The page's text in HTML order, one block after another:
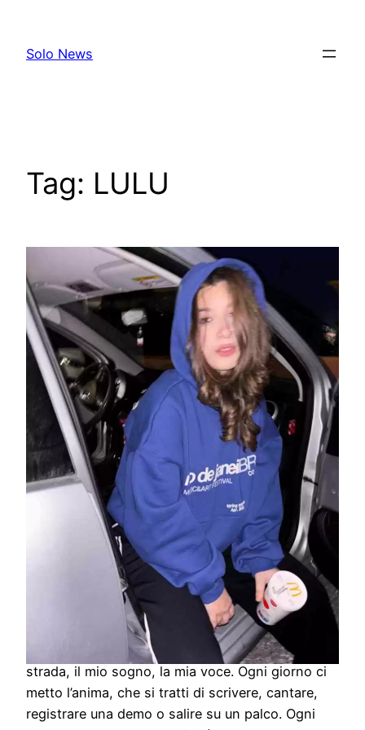
content
Solo News
Tag: LULU
Ciao Solo Lulù
Ciao, sono Lulù …. Ho 17 anni (quasi 18) e per me
la musica non è solo una passione: è la mia
strada, il mio sogno, la mia voce. Ogni giorno ci
metto l’anima, che si tratti di scrivere, cantare,
registrare una demo o salire su un palco. Ogni